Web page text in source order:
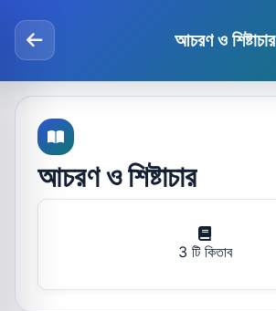
আচরণ ও শিষ্টাচার
আচরণ ও শিষ্টাচার
3 টি কিতাব